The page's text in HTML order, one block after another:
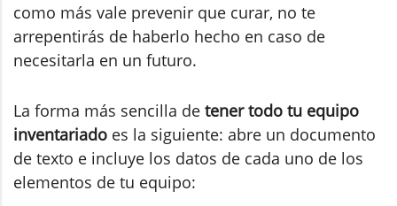
como más vale prevenir que curar, no te
arrepentirás de haberlo hecho en caso de
necesitarla en un futuro.
La forma más sencilla de tener todo tu equipo
inventariado es la siguiente: abre un documento
de texto e incluye los datos de cada uno de los
elementos de tu equipo: